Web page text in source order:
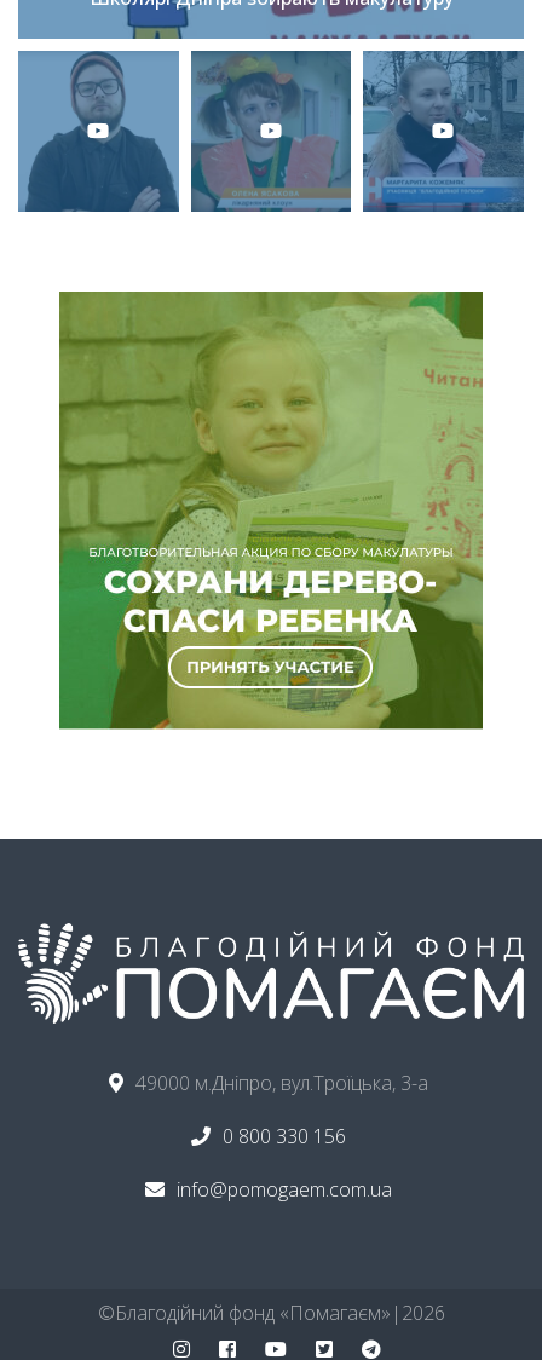
49000 м.Дніпро, вул.Троїцька, 3-а
0 800 330 156
info@pomogaem.com.ua
©ㅤБлагодійний фонд «Помагаєм»ㅤ|ㅤ 2026